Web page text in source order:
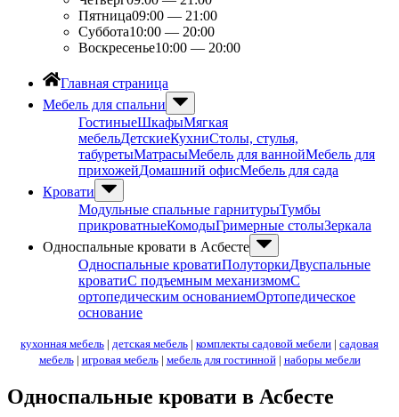
Пятница09:00 — 21:00
Суббота10:00 — 20:00
Воскресенье10:00 — 20:00
Главная страница
Мебель для спальни
ГостиныеШкафыМягкая
мебельДетскиеКухниСтолы, стулья,
табуретыМатрасыМебель для ваннойМебель для
прихожейДомашний офисМебель для сада
Кровати
Модульные спальные гарнитурыТумбы
прикроватныеКомодыГримерные столыЗеркала
Односпальные кровати в Асбесте
Односпальные кроватиПолуторкиДвуспальные
кроватиС подъемным механизмомС
ортопедическим основаниемОртопедическое
основание
кухонная мебель | детская мебель | комплекты садовой мебели | садовая
мебель| игровая мебель| мебель для гостинной| наборы мебели
Односпальные кровати в Асбесте